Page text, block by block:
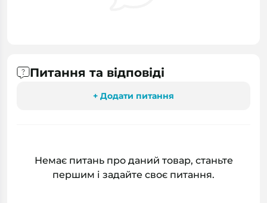
Питання та відповіді
+ Додати питання
Немає питань про даний товар, станьте
першим і задайте своє питання.